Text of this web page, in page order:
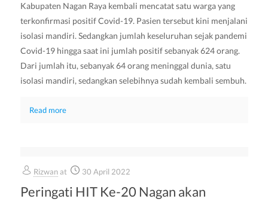
Kabupaten Nagan Raya kembali mencatat satu warga yang
terkonfirmasi positif Covid-19. Pasien tersebut kini menjalani
isolasi mandiri. Sedangkan jumlah keseluruhan sejak pandemi
Covid-19 hingga saat ini jumlah positif sebanyak 624 orang.
Dari jumlah itu, sebanyak 64 orang meninggal dunia, satu
isolasi mandiri, sedangkan selebihnya sudah kembali sembuh.
Read more
Rizwan at 30 April 2022
Peringati HIT Ke-20 Nagan akan